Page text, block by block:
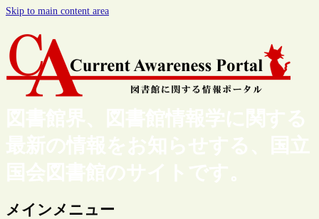
Skip to main content area
図書館界、図書館情報学に関する
最新の情報をお知らせする、国立
国会図書館のサイトです。
メインメニュー